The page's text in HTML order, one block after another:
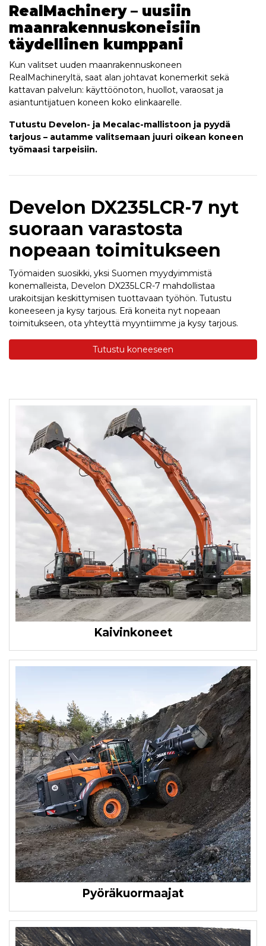
RealMachinery – uusiin
maanrakennuskoneisiin
täydellinen kumppani
Kun valitset uuden maanrakennuskoneen
RealMachineryltä, saat alan johtavat konemerkit sekä
kattavan palvelun: käyttöönoton, huollot, varaosat ja
asiantuntijatuen koneen koko elinkaarelle.
Tutustu Develon- ja Mecalac-mallistoon ja pyydä
tarjous – autamme valitsemaan juuri oikean koneen
työmaasi tarpeisiin.
Develon DX235LCR-7 nyt
suoraan varastosta
nopeaan toimitukseen
Työmaiden suosikki, yksi Suomen myydyimmistä
konemalleista, Develon DX235LCR-7 mahdollistaa
urakoitsijan keskittymisen tuottavaan työhön. Tutustu
koneeseen ja kysy tarjous. Erä koneita nyt nopeaan
toimitukseen, ota yhteyttä myyntiimme ja kysy tarjous.
Tutustu koneeseen
Kaivinkoneet
Pyöräkuormaajat